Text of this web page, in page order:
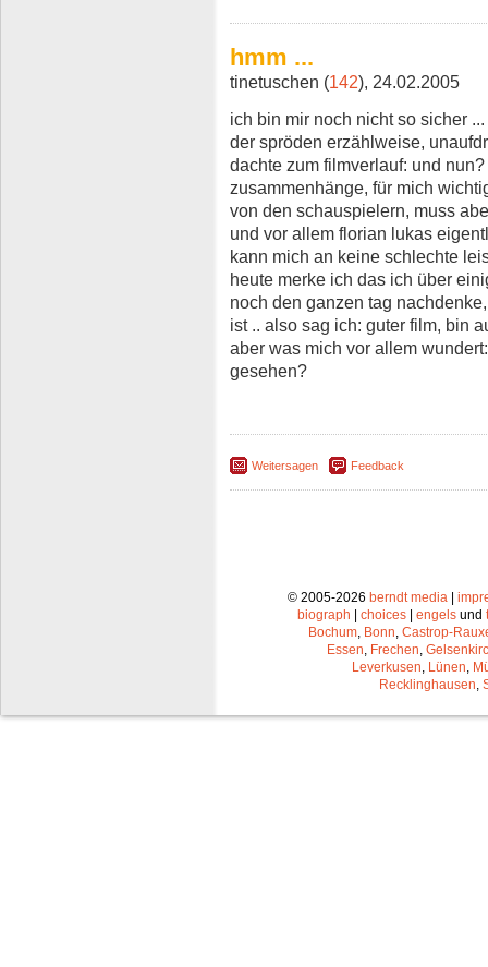
hmm ...
tinetuschen (142), 24.02.2005
ich bin mir noch nicht so sicher
der spröden erzählweise,
dachte zum filmverlauf: und
zusammenhänge, für mich
von den schauspielern, muss
und vor allem florian lukas
kann mich an keine schlechte
heute merke ich das ich über
noch den ganzen tag
ist .. also sag ich: guter film, bin
aber was mich vor allem
gesehen?
Weitersagen Feedback
© 2005-2026 berndt media |
biograph | choices | engels und
Bochum Bonn Castrop-
Essen Frechen
Leverkusen Lünen
Recklinghausen